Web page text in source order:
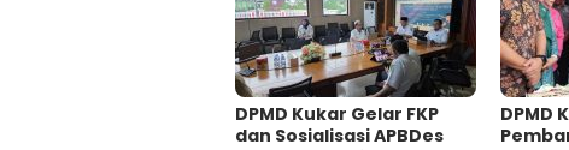
DPMD Kukar Gelar FKP
dan Sosialisasi APBDes
DPMD